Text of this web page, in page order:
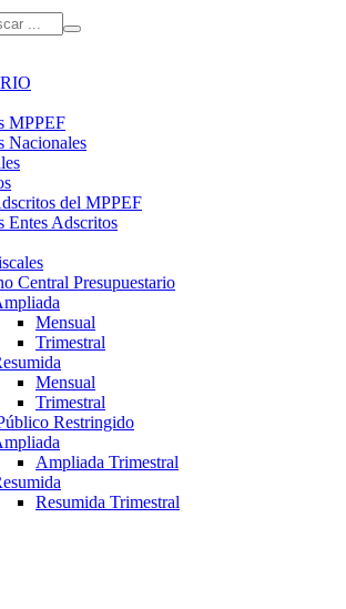
MPPEF
Nacionales
del MPPEF
Entes Adscritos
Central Presupuestario
Mensual
Trimestral
Mensual
Trimestral
Restringido
Ampliada Trimestral
Resumida Trimestral